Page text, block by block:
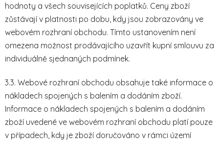
hodnoty a všech souvisejících poplatků. Ceny zboží
zůstávají v platnosti po dobu, kdy jsou zobrazovány ve
webovém rozhraní obchodu. Tímto ustanovením není
omezena možnost prodávajícího uzavřít kupní smlouvu za
individuálně sjednaných podmínek.
3.3. Webové rozhraní obchodu obsahuje také informace o
nákladech spojených s balením a dodáním zboží.
Informace o nákladech spojených s balením a dodáním
zboží uvedené ve webovém rozhraní obchodu platí pouze
v případech, kdy je zboží doručováno v rámci území